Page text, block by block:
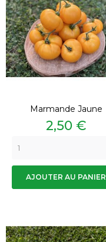
Marmande Jaune
Prix
2,50 €
AJOUTER AU PANIER